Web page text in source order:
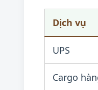
Dịch vụ
UPS
Cargo